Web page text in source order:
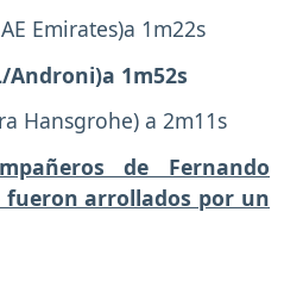
Emirates)a 1m22s
Androni)a 1m52s
Hansgrohe) a 2m11s
de Fernando
fueron arrollados por un